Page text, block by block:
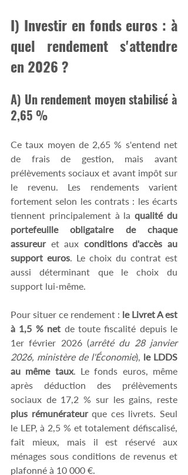
I) Investir en fonds euros : à
quel rendement s'attendre
en 2026 ?
A) Un rendement moyen stabilisé à
2,65 %
Ce taux moyen de 2,65 % s'entend net
de frais de gestion, mais avant
prélèvements sociaux et avant impôt sur
le revenu. Les rendements varient
fortement selon les contrats : les écarts
tiennent principalement à la qualité du
portefeuille obligataire de chaque
assureur et aux conditions d'accès au
support euros . Le choix du contrat est
aussi déterminant que le choix du
support lui-même.
Pour situer ce rendement : le Livret A est
à 1,5 % net de toute fiscalité depuis le
1er février 2026 (arrêté du 28 janvier
2026, ministère de l'Économie), le LDDS
au même taux. Le fonds euros, même
après déduction des prélèvements
plus rémunérateur que ces livrets. Seul
le LEP, à 2,5 % et totalement défiscalisé,
fait mieux, mais il est réservé aux
ménages sous conditions de revenus et
plafonné à 10 000 €.